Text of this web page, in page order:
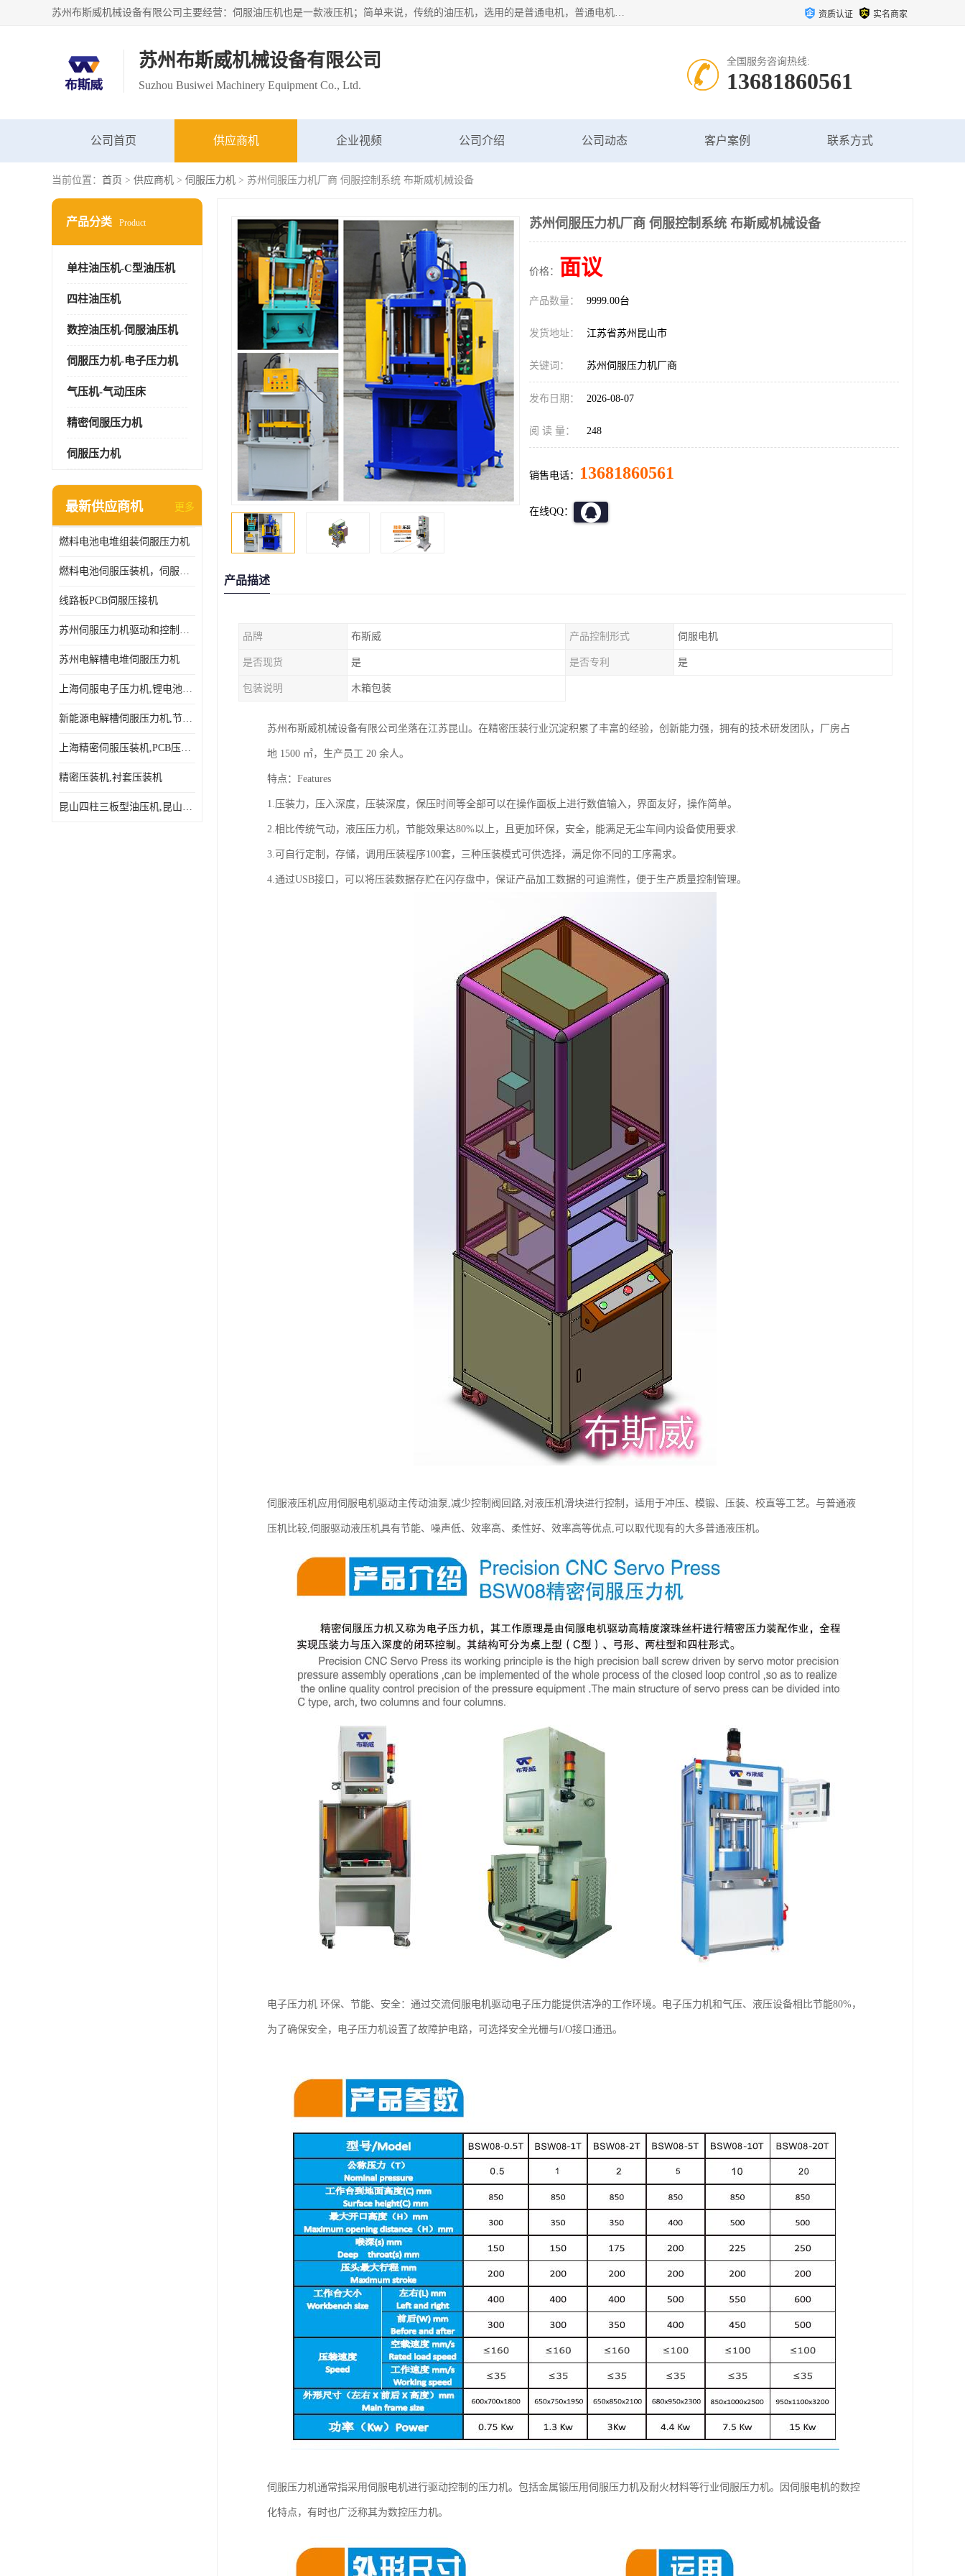
苏州布斯威机械设备有限公司主要经营：伺服油压机也是一款液压机；简单来说，传统的油压机，选用的是普通电机，普通电机容易发热，容易烧坏。伺服油压机采用先进的伺服电机，一般选用汇川 、日本大金、台达等品牌。伺服电机配套伺服泵还有伺服驱动器等部件，这样机器的电机过热，能耗的控制、机器工作的噪音都得到了完美的解决。 资质认证 实名商家
苏州布斯威机械设备有限公司
Suzhou Busiwei Machinery Equipment Co., Ltd.
全国服务咨询热线:
13681860561
公司首页 供应商机 企业视频 公司介绍 公司动态 客户案例 联系方式
当前位置： 首页 > 供应商机 > 伺服压力机 > 苏州伺服压力机厂商 伺服控制系统 布斯威机械设备
产品分类 Product
单柱油压机-C型油压机
四柱油压机
数控油压机-伺服油压机
伺服压力机-电子压力机
气压机-气动压床
精密伺服压力机
伺服压力机
最新供应商机 更多
燃料电池电堆组装伺服压力机
燃料电池伺服压装机，伺服压力机型号齐全
线路板PCB伺服压接机
苏州伺服压力机驱动和控制技术
苏州电解槽电堆伺服压力机
上海伺服电子压力机,锂电池伺服压力机 用途广发操作简单
新能源电解槽伺服压力机,节能效果达80%以上
上海精密伺服压装机,PCB压接机,线路板压接机
精密压装机,衬套压装机
昆山四柱三板型油压机,昆山精密伺服压力机
苏州伺服压力机厂商 伺服控制系统 布斯威机械设备
价格： 面议
产品数量： 9999.00台
发货地址： 江苏省苏州昆山市
关键词： 苏州伺服压力机厂商
发布日期： 2026-08-07
阅 读 量： 248
销售电话： 13681860561
在线QQ：
产品描述
品牌 布斯威 产品控制形式 伺服电机
是否现货 是 是否专利 是
包装说明 木箱包装
苏州布斯威机械设备有限公司坐落在江苏昆山。在精密压装行业沉淀积累了丰富的经验，创新能力强，拥有的技术研发团队，厂房占
地 1500 ㎡，生产员工 20 余人。
特点：Features
1.压装力，压入深度，压装深度，保压时间等全部可以在操作面板上进行数值输入，界面友好，操作简单。
2.相比传统气动，液压压力机，节能效果达80%以上，且更加环保，安全，能满足无尘车间内设备使用要求.
3.可自行定制，存储，调用压装程序100套，三种压装模式可供选择，满足你不同的工序需求。
4.通过USB接口，可以将压装数据存贮在闪存盘中，保证产品加工数据的可追溯性，便于生产质量控制管理。
伺服液压机应用伺服电机驱动主传动油泵,减少控制阀回路,对液压机滑块进行控制，适用于冲压、模锻、压装、校直等工艺。与普通液
压机比较,伺服驱动液压机具有节能、噪声低、效率高、柔性好、效率高等优点,可以取代现有的大多普通液压机。
电子压力机 环保、节能、安全：通过交流伺服电机驱动电子压力能提供洁净的工作环境。电子压力机和气压、液压设备相比节能80%，
为了确保安全，电子压力机设置了故障护电路，可选择安全光栅与I/O接口通迅。
伺服压力机通常指采用伺服电机进行驱动控制的压力机。包括金属锻压用伺服压力机及耐火材料等行业伺服压力机。因伺服电机的数控
化特点，有时也广泛称其为数控压力机。